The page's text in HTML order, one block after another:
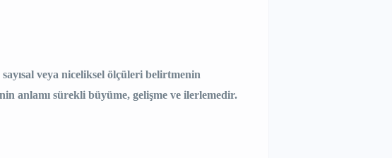
veya niceliksel ölçüleri belirtmenin
anlamı sürekli büyüme, gelişme ve ilerlemedir.